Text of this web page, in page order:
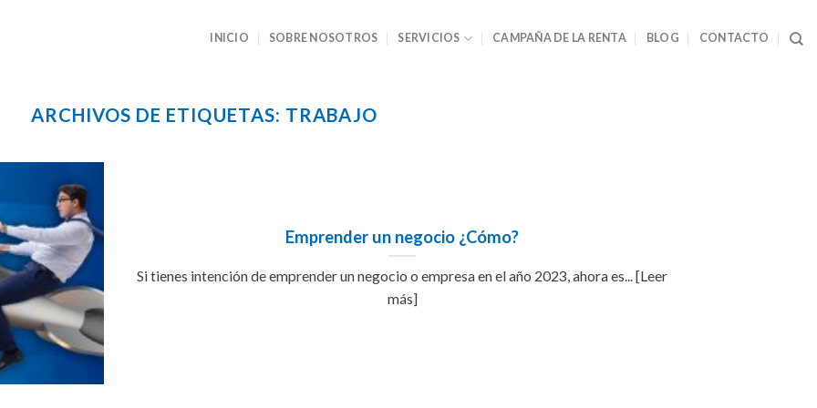
INICIO SOBRE NOSOTROS SERVICIOS CAMPAÑA DE LA RENTA BLOG CONTACTO
ARCHIVOS DE ETIQUETAS: TRABAJO
Emprender un negocio ¿Cómo?
Si tienes intención de emprender un negocio o empresa en el año 2023, ahora es... [Leer
más]